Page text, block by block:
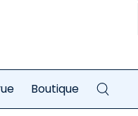
Boutique